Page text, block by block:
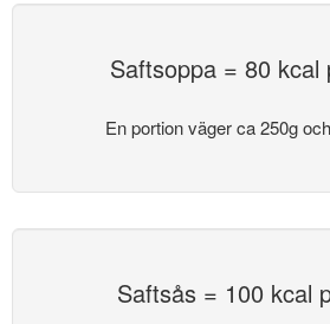
Saftsoppa = 80 kcal
En portion väger ca 250g
Saftsås = 100 kcal